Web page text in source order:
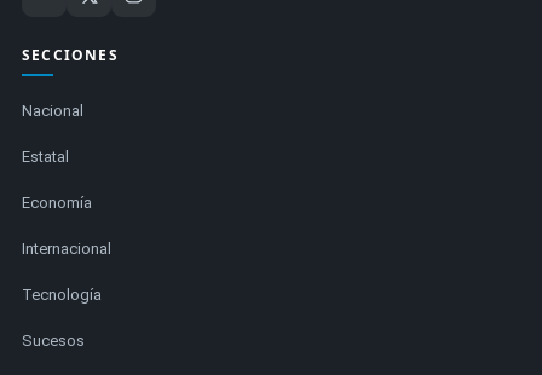
SECCIONES
Nacional
Estatal
Economía
Internacional
Tecnología
Sucesos